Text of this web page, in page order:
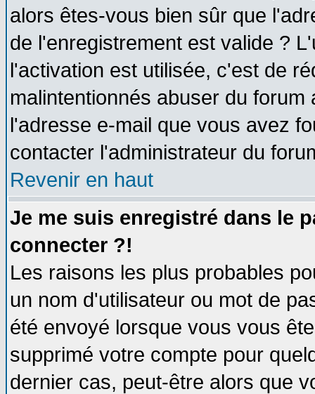
alors êtes-vous bien sûr que
de l'enregistrement est valide ?
l'activation est utilisée, c'est de
malintentionnés abuser du
l'adresse e-mail que vous avez
contacter l'administrateur du
Revenir en haut
Je me suis enregistré dans le
connecter ?!
Les raisons les plus probables
un nom d'utilisateur ou mot de
été envoyé lorsque vous vous
supprimé votre compte pour
dernier cas, peut-être alors que